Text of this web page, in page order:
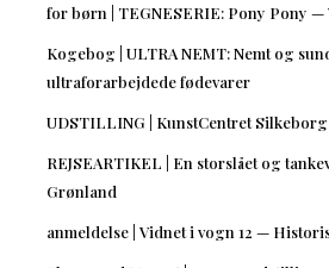
for børn | TEGNESERIE: Pony Pony
Kogebog | ULTRA NEMT: Nemt og
ultraforarbejdede fødevarer
UDSTILLING | KunstCentret
REJSEARTIKEL | En storslået og
Grønland
anmeldelse | Vidnet i vogn 12 —